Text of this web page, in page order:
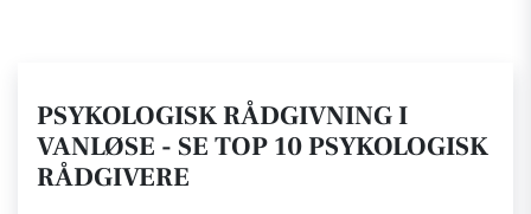
PSYKOLOGISK RÅDGIVNING I
VANLØSE - SE TOP 10 PSYKOLOGISK
RÅDGIVERE